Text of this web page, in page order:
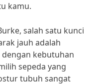
kamu.
salah satu kunci
jauh adalah
dengan kebutuhan
sepeda yang
tubuh sangat